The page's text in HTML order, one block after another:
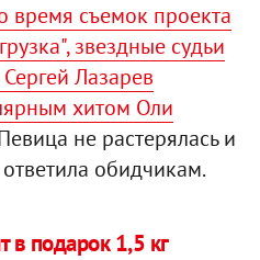
время съемок проекта
звездные судьи
Лазарев
хитом Оли
не растерялась и
обидчикам.
в подарок 1,5 кг